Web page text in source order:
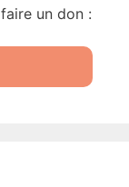
un don :